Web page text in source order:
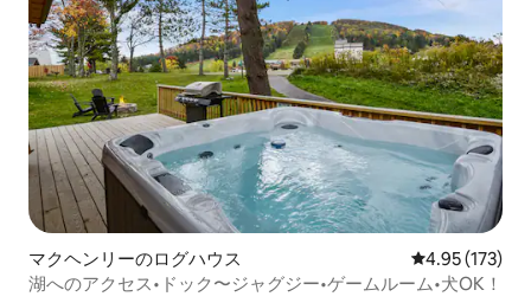
マクヘンリーのログハウス レビュー173
4.95 (173)
湖へのアクセス•ドック〜ジャグジー•ゲームルーム•犬OK！